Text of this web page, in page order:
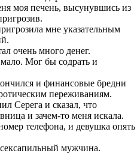
моя печень, высунувшись из
мне указательным
очень много денег.
Мог бы содрать и
и финансовые бредни
переживаниям.
Серега и сказал, что
и зачем-то меня искала.
телефона, и девушка опять
мужчина.